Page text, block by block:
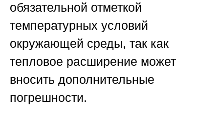
обязательной отметкой
температурных условий
окружающей среды, так как
тепловое расширение может
вносить дополнительные
погрешности.